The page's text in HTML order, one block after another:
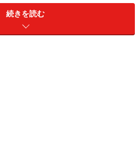
局という漢方専門薬局を営んでい
合った漢方薬を購入したいという
た漢方薬の中身をもっと知りたい
続きを読む